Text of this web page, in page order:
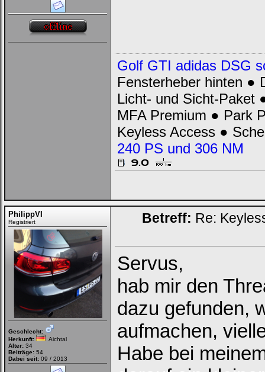
Golf GTI adidas DSG
Fensterheber hinten ●
Licht- und Sicht-Paket
MFA Premium ● Park
Keyless Access ●
240 PS und 306 NM
PhilippVI
Registriert
Geschlecht:
Herkunft:
Aichtal
Alter: 34
Beiträge: 54
Dabei seit: 09 / 2013
Betreff: Re:
Servus,
hab mir den
dazu gefunden,
aufmachen,
Habe bei